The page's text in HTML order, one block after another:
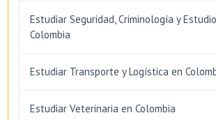
Estudiar Seguridad, Criminología y
Colombia
Estudiar Transporte y Logística en
Estudiar Veterinaria en Colombia